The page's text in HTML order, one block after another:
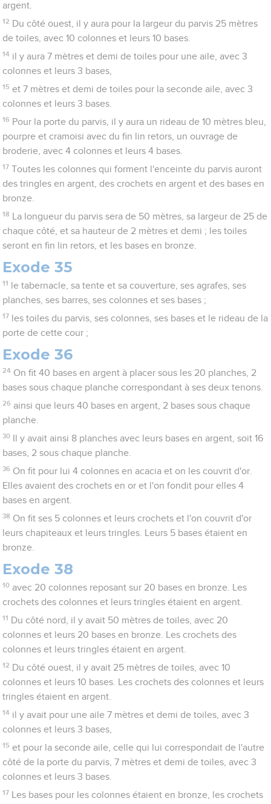
argent.
12 Du côté ouest, il y aura pour la largeur du parvis 25 mètres
de toiles, avec 10 colonnes et leurs 10 bases.
14 il y aura 7 mètres et demi de toiles pour une aile, avec 3
colonnes et leurs 3 bases,
15 et 7 mètres et demi de toiles pour la seconde aile, avec 3
colonnes et leurs 3 bases.
16 Pour la porte du parvis, il y aura un rideau de 10 mètres bleu,
pourpre et cramoisi avec du fin lin retors, un ouvrage de
broderie, avec 4 colonnes et leurs 4 bases.
17 Toutes les colonnes qui forment l'enceinte du parvis auront
des tringles en argent, des crochets en argent et des bases en
bronze.
18
La longueur du parvis sera de 50 mètres, sa largeur de 25 de
chaque côté, et sa hauteur de 2 mètres et demi ; les toiles
seront en fin lin retors, et les bases en bronze.
Exode 35
11
le tabernacle, sa tente et sa couverture, ses agrafes, ses
planches, ses barres, ses colonnes et ses bases ;
17
les toiles du parvis, ses colonnes, ses bases et le rideau de la
porte de cette cour ;
Exode 36
24 On fit 40 bases en argent à placer sous les 20 planches, 2
bases sous chaque planche correspondant à ses deux tenons.
26 ainsi que leurs 40 bases en argent, 2 bases sous chaque
planche.
30
Il y avait ainsi 8 planches avec leurs bases en argent, soit 16
bases, 2 sous chaque planche.
36 On fit pour lui 4 colonnes en acacia et on les couvrit d'or.
Elles avaient des crochets en or et l'on fondit pour elles 4
bases en argent.
38 On fit ses 5 colonnes et leurs crochets et l'on couvrit d'or
leurs chapiteaux et leurs tringles. Leurs 5 bases étaient en
bronze.
Exode 38
10 avec 20 colonnes reposant sur 20 bases en bronze. Les
crochets des colonnes et leurs tringles étaient en argent.
11 Du côté nord, il y avait 50 mètres de toiles, avec 20
colonnes et leurs 20 bases en bronze. Les crochets des
colonnes et leurs tringles étaient en argent.
12 Du côté ouest, il y avait 25 mètres de toiles, avec 10
colonnes et leurs 10 bases. Les crochets des colonnes et leurs
tringles étaient en argent.
14 il y avait pour une aile 7 mètres et demi de toiles, avec 3
colonnes et leurs 3 bases,
15 et pour la seconde aile, celle qui lui correspondait de l'autre
côté de la porte du parvis, 7 mètres et demi de toiles, avec 3
colonnes et leurs 3 bases.
17
Les bases pour les colonnes étaient en bronze, les crochets